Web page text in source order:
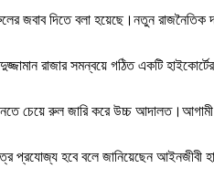
জবাব দিতে বলা হয়েছে।নতুন রাজনৈতিক
রাজার সমন্বয়ে গঠিত একটি
চেয়ে রুল জারি করে উচ্চ আদালত।আগামী
প্রযোজ্য হবে বলে জানিয়েছেন আইনজীবী